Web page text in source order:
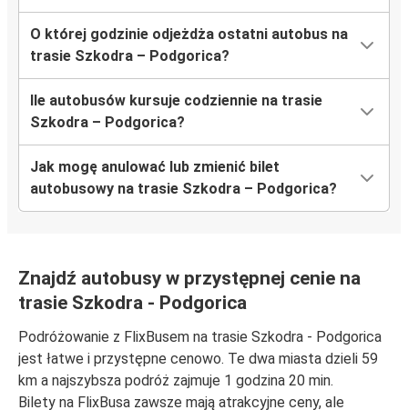
O której godzinie odjeżdża ostatni autobus na
trasie Szkodra – Podgorica?
Ile autobusów kursuje codziennie na trasie
Szkodra – Podgorica?
Jak mogę anulować lub zmienić bilet
autobusowy na trasie Szkodra – Podgorica?
Znajdź autobusy w przystępnej cenie na
trasie Szkodra - Podgorica
Podróżowanie z FlixBusem na trasie Szkodra - Podgorica
jest łatwe i przystępne cenowo. Te dwa miasta dzieli 59
km a najszybsza podróż zajmuje 1 godzina 20 min.
Bilety na FlixBusa zawsze mają atrakcyjne ceny, ale